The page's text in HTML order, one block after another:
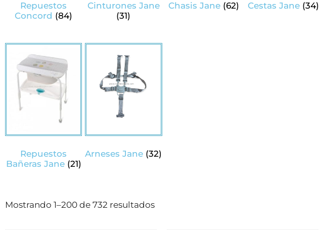
Repuestos
Concord (84)
Cinturones Jane
(31)
Chasis Jane (62) Cestas Jane (34)
Repuestos
Bañeras Jane (21)
Arneses Jane (32)
Mostrando 1–200 de 732 resultados